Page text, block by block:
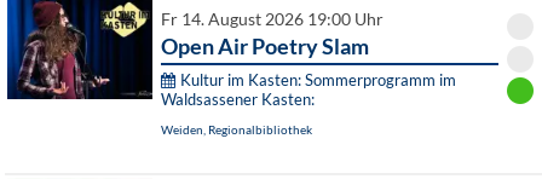
Fr 14. August 2026 19:00 Uhr
Open Air Poetry Slam
Kultur im Kasten: Sommerprogramm im
Waldsassener Kasten:
Weiden, Regionalbibliothek